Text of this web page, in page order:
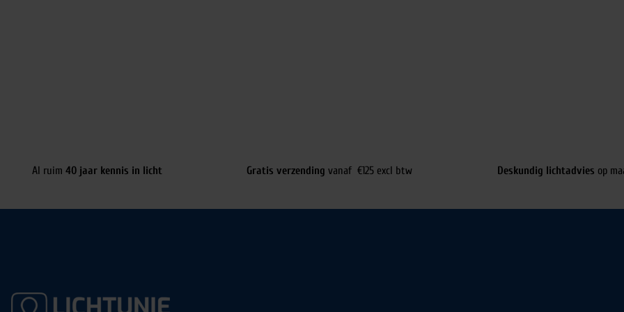
Al ruim 40 jaar kennis in licht Gratis verzending vanaf €125 excl btw Deskundig lichtadvies op